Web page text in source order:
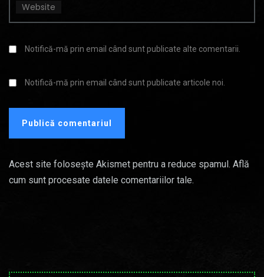
Website
Notifică-mă prin email când sunt publicate alte comentarii.
Notifică-mă prin email când sunt publicate articole noi.
Acest site folosește Akismet pentru a reduce spamul. Află
cum sunt procesate datele comentariilor tale.